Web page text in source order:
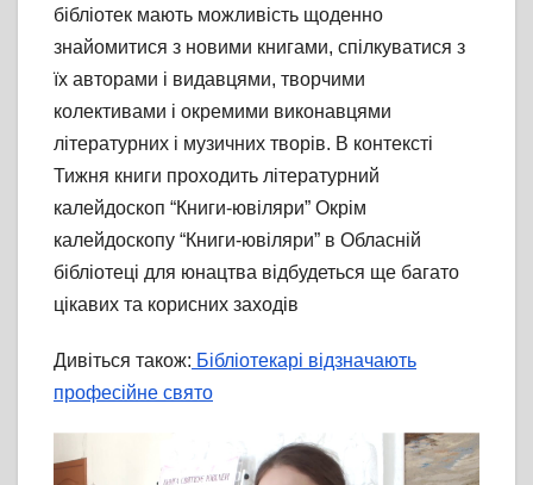
бібліотек мають можливість щоденно
знайомитися з новими книгами, спілкуватися з
їх авторами і видавцями, творчими
колективами і окремими виконавцями
літературних і музичних творів. В контексті
Тижня книги проходить літературний
калейдоскоп “Книги-ювіляри” Окрім
калейдоскопу “Книги-ювіляри” в Обласній
бібліотеці для юнацтва відбудеться ще багато
цікавих та корисних заходів
Дивіться також: Бібліотекарі відзначають
професійне свято